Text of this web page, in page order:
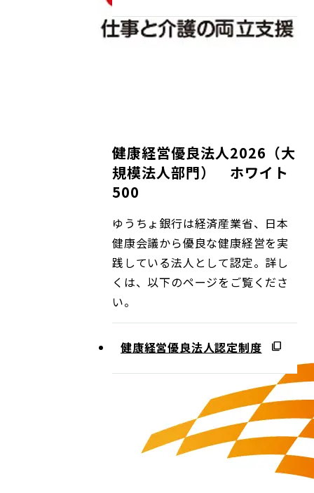
健康経営優良法人2026（大
規模法人部門） ホワイト
500
ゆうちょ銀行は経済産業省、日本
健康会議から優良な健康経営を実
践している法人として認定。詳し
くは、以下のページをご覧くださ
い。
健康経営優良法人認定制度